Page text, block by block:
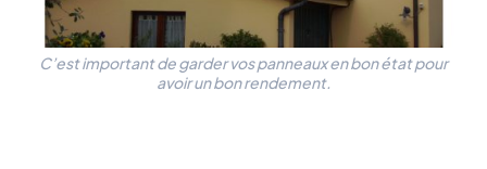
C’est important de garder vos panneaux en bon état pour
avoir un bon rendement.